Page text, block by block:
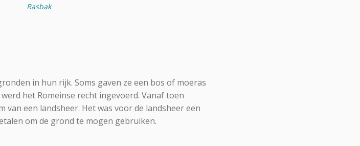
Rasbak
in hun rijk. Soms gaven ze een bos of moeras
het Romeinse recht ingevoerd. Vanaf toen
een landsheer. Het was voor de landsheer een
om de grond te mogen gebruiken.